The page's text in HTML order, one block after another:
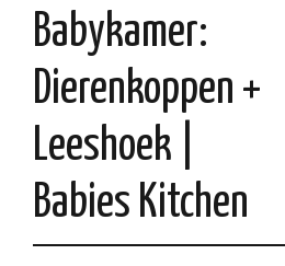
Babykamer:
Dierenkoppen +
Leeshoek |
Babies Kitchen